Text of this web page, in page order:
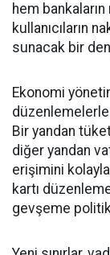
hem
kullanıcıların
sunacak bir
Ekonomi
Bir yandan
diğer yandan
erişimini
kartı
gevşeme